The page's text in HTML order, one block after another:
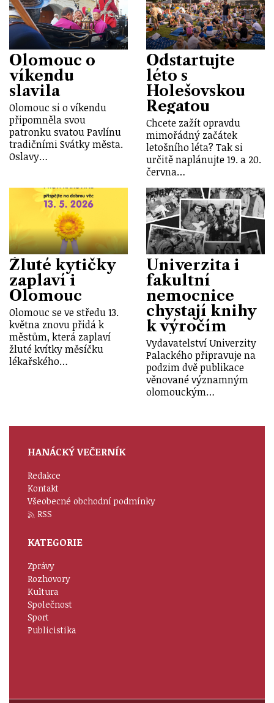
Olomouc o
víkendu
slavila
Olomouc si o víkendu
připomněla svou
patronku svatou Pavlínu
tradičními Svátky města.
Oslavy…
Odstartujte
léto s
Holešovskou
Regatou
Chcete zažít opravdu
mimořádný začátek
letošního léta? Tak si
určitě naplánujte 19. a 20.
června…
Žluté kytičky
zaplaví i
Olomouc
Olomouc se ve středu 13.
května znovu přidá k
městům, která zaplaví
žluté kvítky měsíčku
lékařského…
Univerzita i
fakultní
nemocnice
chystají knihy
k výročím
Vydavatelství Univerzity
Palackého připravuje na
podzim dvě publikace
věnované významným
olomouckým…
HANÁCKÝ VEČERNÍK
Redakce
Kontakt
Všeobecné obchodní podmínky
RSS
KATEGORIE
Zprávy
Rozhovory
Kultura
Společnost
Sport
Publicistika